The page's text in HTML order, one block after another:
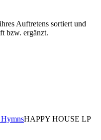
Auftretens sortiert und
bzw. ergänzt.
HAPPY HOUSE LP